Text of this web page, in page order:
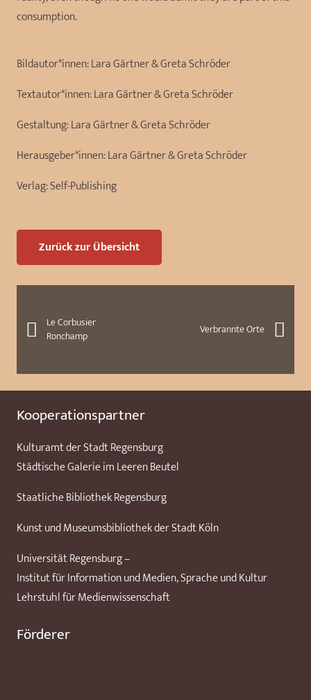
consumption.
Bildautor*innen:Lara Gärtner & Greta Schröder
Textautor*innen:Lara Gärtner & Greta Schröder
Gestaltung:Lara Gärtner & Greta Schröder
Herausgeber*innen:Lara Gärtner & Greta Schröder
Verlag:Self-Publishing
Zurück zur Übersicht
Le Corbusier
Ronchamp
Verbrannte Orte
Kooperationspartner
Kulturamt der Stadt Regensburg
Städtische Galerie im Leeren Beutel
Staatliche Bibliothek Regensburg
Kunst und Museumsbibliothek der Stadt Köln
Universität Regensburg –
Institut für Information und Medien, Sprache und Kultur
Lehrstuhl für Medienwissenschaft
Förderer